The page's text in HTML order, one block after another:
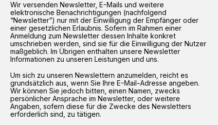
Wir versenden Newsletter, E-Mails und weitere
elektronische Benachrichtigungen (nachfolgend
“Newsletter”) nur mit der Einwilligung der Empfänger oder
einer gesetzlichen Erlaubnis. Sofern im Rahmen einer
Anmeldung zum Newsletter dessen Inhalte konkret
umschrieben werden, sind sie für die Einwilligung der Nutzer
maßgeblich. Im Übrigen enthalten unsere Newsletter
Informationen zu unseren Leistungen und uns.
Um sich zu unseren Newslettern anzumelden, reicht es
grundsätzlich aus, wenn Sie Ihre E-Mail-Adresse angeben.
Wir können Sie jedoch bitten, einen Namen, zwecks
persönlicher Ansprache im Newsletter, oder weitere
Angaben, sofern diese für die Zwecke des Newsletters
erforderlich sind, zu tätigen.